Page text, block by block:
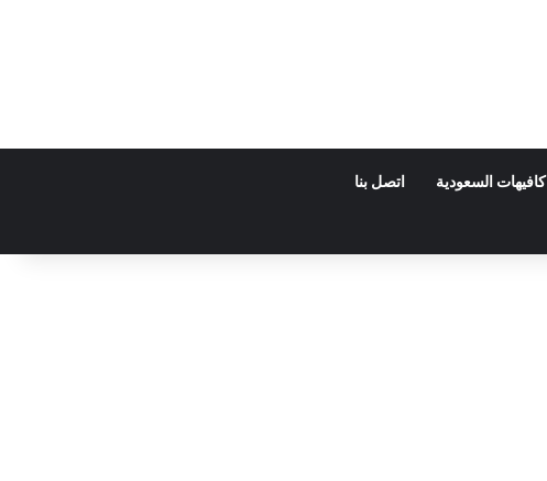
كافيهات السعودية اتصل بنا